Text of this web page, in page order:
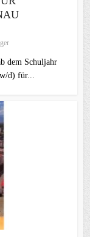
dem Schuljahr
d) für...